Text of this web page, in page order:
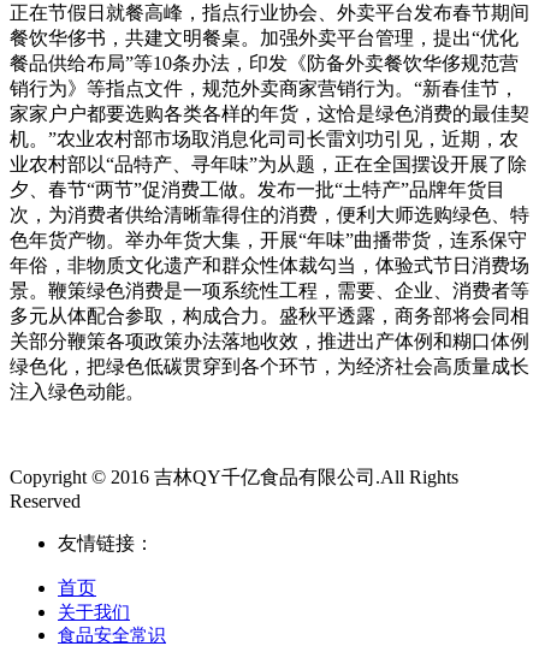
正在节假日就餐高峰，指点行业协会、外卖平台发布春节期间
餐饮华侈书，共建文明餐桌。加强外卖平台管理，提出“优化
餐品供给布局”等10条办法，印发《防备外卖餐饮华侈规范营
销行为》等指点文件，规范外卖商家营销行为。“新春佳节，
家家户户都要选购各类各样的年货，这恰是绿色消费的最佳契
机。”农业农村部市场取消息化司司长雷刘功引见，近期，农
业农村部以“品特产、寻年味”为从题，正在全国摆设开展了除
夕、春节“两节”促消费工做。发布一批“土特产”品牌年货目
次，为消费者供给清晰靠得住的消费，便利大师选购绿色、特
色年货产物。举办年货大集，开展“年味”曲播带货，连系保守
年俗，非物质文化遗产和群众性体裁勾当，体验式节日消费场
景。鞭策绿色消费是一项系统性工程，需要、企业、消费者等
多元从体配合参取，构成合力。盛秋平透露，商务部将会同相
关部分鞭策各项政策办法落地收效，推进出产体例和糊口体例
绿色化，把绿色低碳贯穿到各个环节，为经济社会高质量成长
注入绿色动能。
Copyright © 2016 吉林QY千亿食品有限公司.All Rights
Reserved
友情链接：
首页
关于我们
食品安全常识